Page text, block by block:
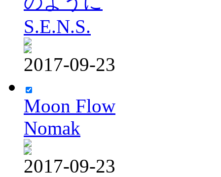
S.E.N.S.
2017-09-23
Moon Flow
Nomak
2017-09-23